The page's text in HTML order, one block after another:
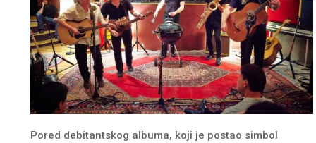
Pored debitantskog albuma, koji je postao simbol